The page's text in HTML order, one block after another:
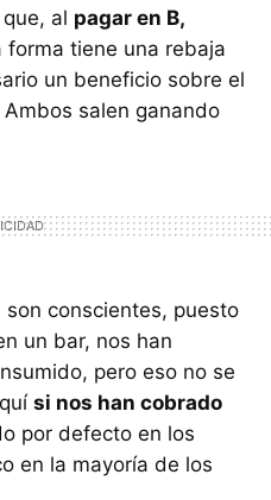
al pagar en B,
forma tiene una rebaja
un beneficio sobre el
salen ganando
son conscientes, puesto
un bar, nos han
pero eso no se
si nos han cobrado
por defecto en los
en la mayoría de los